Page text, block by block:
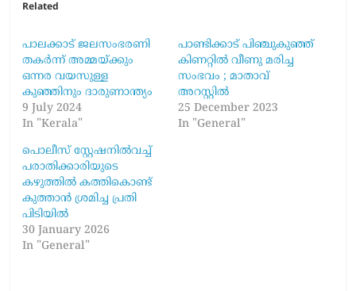
Related
പാലക്കാട് ജലസംഭരണി
തകർന്ന് അമ്മയ്ക്കും
ഒന്നര വയസുള്ള
കുഞ്ഞിനും ദാരുണാന്ത്യം
9 July 2024
In "Kerala"
പാണ്ടിക്കാട് പിഞ്ചുകുഞ്ഞ്
കിണറ്റിൽ വീണു മരിച്ച
സംഭവം ; മാതാവ്
അറസ്റ്റിൽ
25 December 2023
In "General"
പൊലീസ് സ്റ്റേഷനില്‍വച്ച്
പരാതിക്കാരിയുടെ
കഴുത്തിൽ കത്തികൊണ്ട്
കുത്താന്‍ ശ്രമിച്ച പ്രതി
പിടിയില്‍
30 January 2026
In "General"